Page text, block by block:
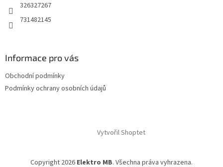
326327267
731482145
Informace pro vás
Obchodní podmínky
Podmínky ochrany osobních údajů
Vytvořil Shoptet
Copyright 2026 Elektro MB. Všechna práva vyhrazena.